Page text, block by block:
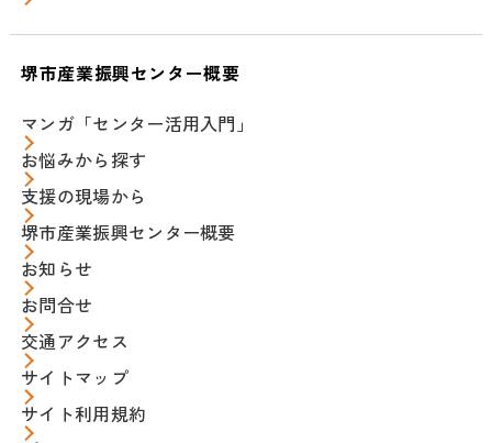
堺市産業振興センター概要
マンガ「センター活用入門」
お悩みから探す
支援の現場から
堺市産業振興センター概要
お知らせ
お問合せ
交通アクセス
サイトマップ
サイト利用規約